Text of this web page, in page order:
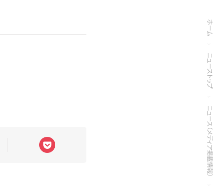
ホーム
ニューストップ
ニュース（メディア掲載情報）